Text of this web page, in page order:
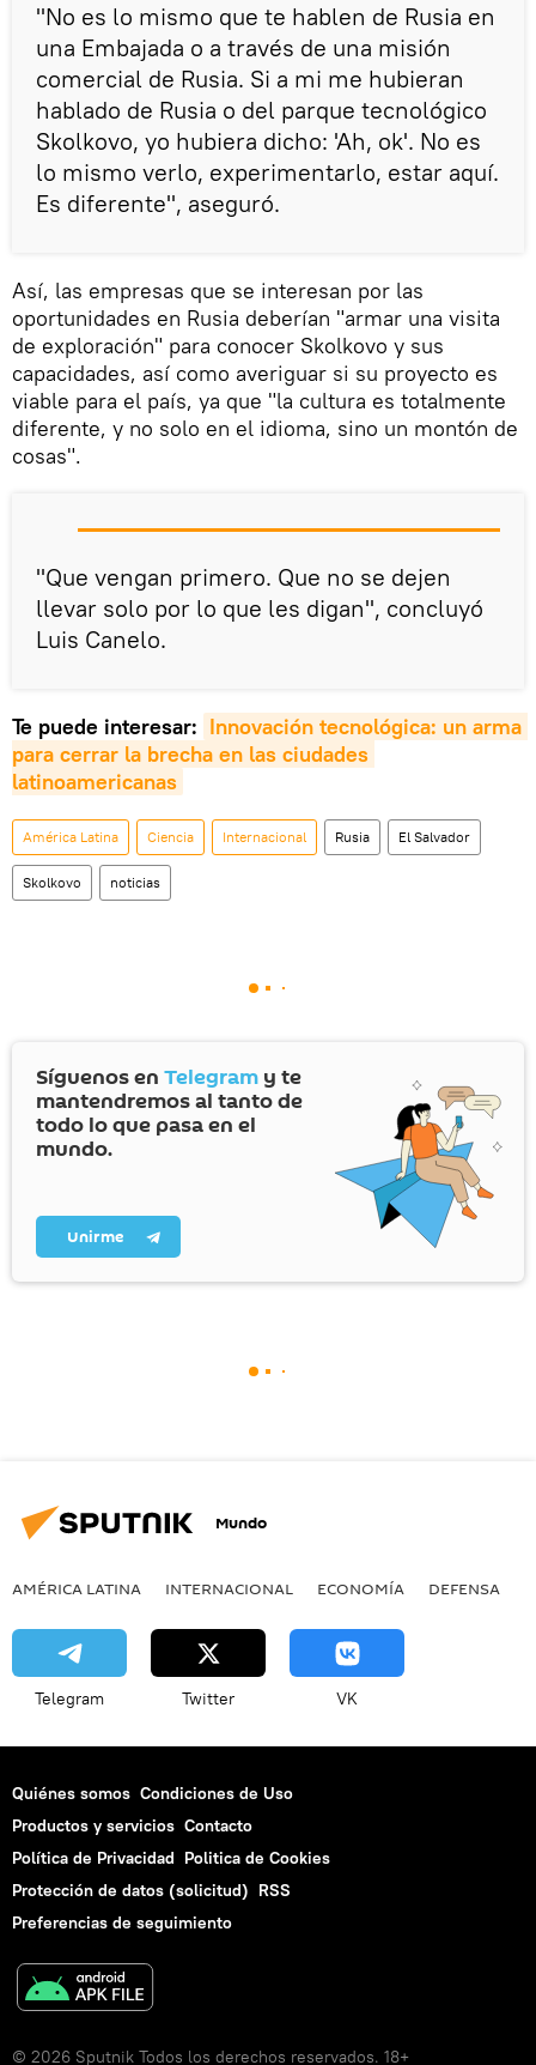
"No es lo mismo que te hablen de Rusia en
una Embajada o a través de una misión
comercial de Rusia. Si a mi me hubieran
hablado de Rusia o del parque tecnológico
Skolkovo, yo hubiera dicho: 'Ah, ok'. No es
lo mismo verlo, experimentarlo, estar aquí.
Es diferente", aseguró.
Así, las empresas que se interesan por las
oportunidades en Rusia deberían "armar una visita
de exploración" para conocer Skolkovo y sus
capacidades, así como averiguar si su proyecto es
viable para el país, ya que "la cultura es totalmente
diferente, y no solo en el idioma, sino un montón de
cosas".
"Que vengan primero. Que no se dejen
llevar solo por lo que les digan", concluyó
Luis Canelo.
Te puede interesar: Innovación tecnológica: un arma
para cerrar la brecha en las ciudades
latinoamericanas
América Latina Ciencia Internacional Rusia El Salvador
Skolkovo noticias
Síguenos en Telegram y te
mantendremos al tanto de
todo lo que pasa en el
mundo.
Unirme
Mundo
AMÉRICA LATINA INTERNACIONAL ECONOMÍA DEFENSA
Telegram Twitter VK
Quiénes somos Condiciones de Uso
Productos y servicios Contacto
Política de Privacidad Politica de Cookies
Protección de datos (solicitud) RSS
Preferencias de seguimiento
© 2026 Sputnik Todos los derechos reservados. 18+